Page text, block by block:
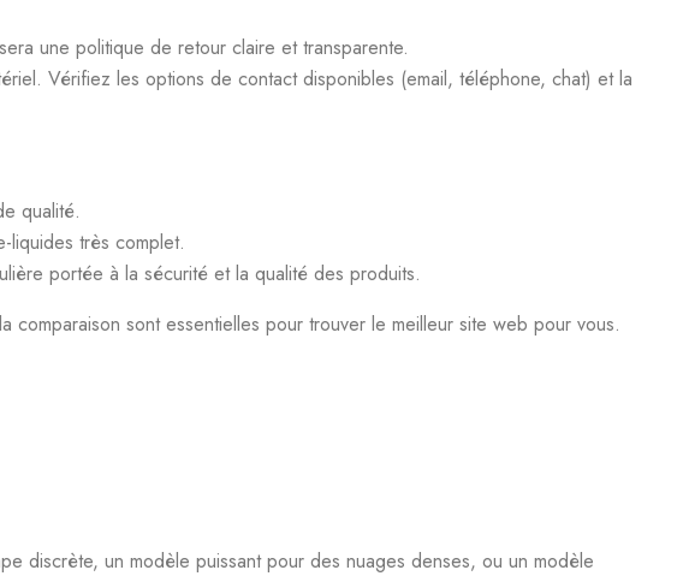
une politique de retour claire et transparente.
Vérifiez les options de contact disponibles (email, téléphone, chat) et la
qualité.
très complet.
portée à la sécurité et la qualité des produits.
sont essentielles pour trouver le meilleur site web pour vous.
discrète, un modèle puissant pour des nuages denses, ou un modèle